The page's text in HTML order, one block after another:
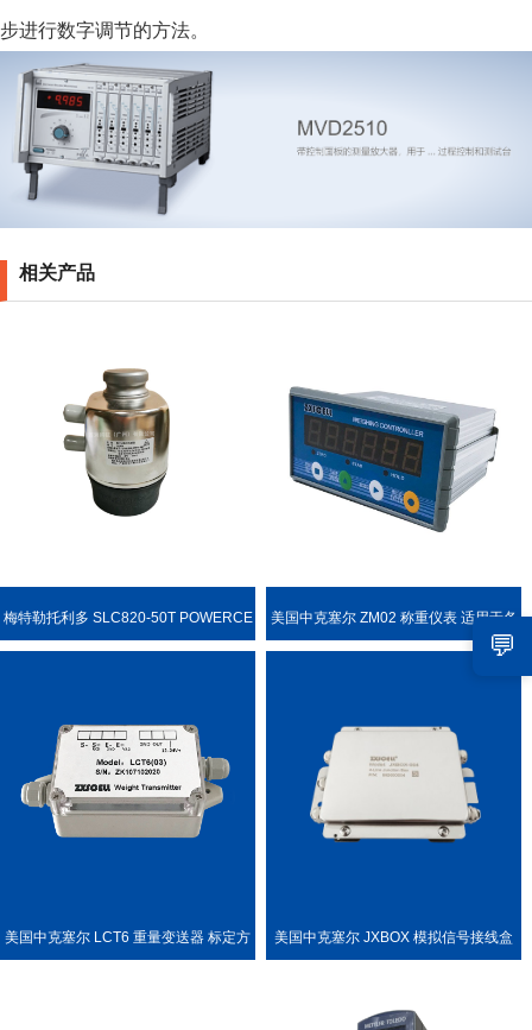
步进行数字调节的方法。
相关产品
梅特勒托利多 SLC820-50T POWERCE 美国中克塞尔 ZM02 称重仪表 适用于各
美国中克塞尔 LCT6 重量变送器 标定方 美国中克塞尔 JXBOX 模拟信号接线盒
💬